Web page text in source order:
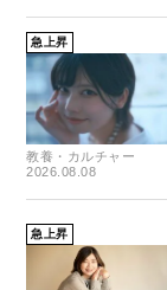
急上昇
教養・カルチャー
2026.08.08
急上昇